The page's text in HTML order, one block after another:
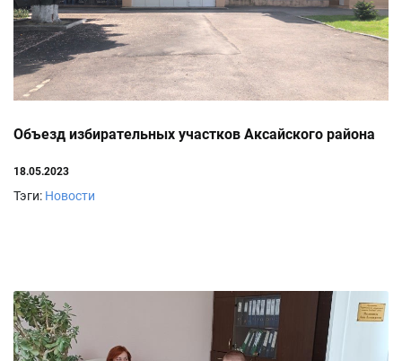
Объезд избирательных участков Аксайского района
18.05.2023
Тэги: Новости